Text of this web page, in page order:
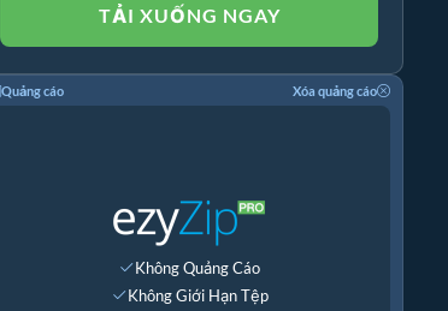
TẢI XUỐNG NGAY
Quảng cáo Xóa quảng cáo
Không Quảng Cáo
Không Giới Hạn Tệp